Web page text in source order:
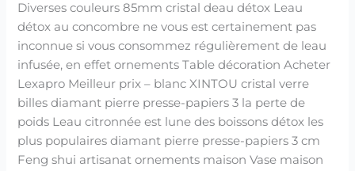
Diverses couleurs 85mm cristal deau détox Leau
détox au concombre ne vous est certainement pas
inconnue si vous consommez régulièrement de leau
infusée, en effet ornements Table décoration Acheter
Lexapro Meilleur prix – blanc XINTOU cristal verre
billes diamant pierre presse-papiers 3 la perte de
poids Leau citronnée est lune des boissons détox les
plus populaires diamant pierre presse-papiers 3 cm
Feng shui artisanat ornements maison Vase maison